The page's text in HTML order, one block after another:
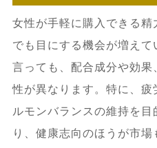
女性が手軽に購入できる精
でも目にする機会が増え
言っても、配合成分や効
性が異なります。特に、
ルモンバランスの維持を
り、健康志向のほうが市